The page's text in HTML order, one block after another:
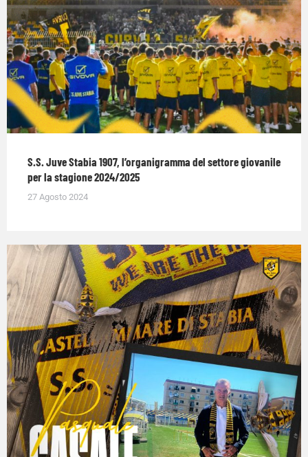
S.S. Juve Stabia 1907, l’organigramma del settore giovanile
per la stagione 2024/2025
27 Agosto 2024